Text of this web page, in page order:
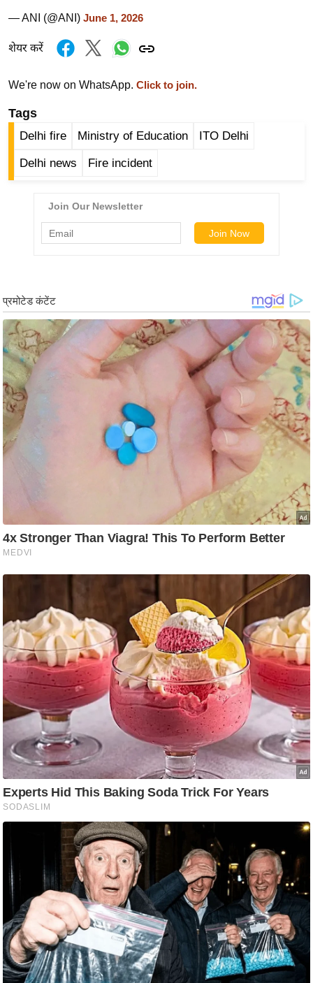
ख्सि
त
यं
इं
डि
त
ऑ
टो
व
र्ल्ड
न्यू
ज
ब्री
फ
ज
न
ज
ग
बॉ
ली
वु
ड
हॉ
ली
ड
फि
ल्म
स
मी
a
k
i
n
— ANI (@ANI) June 1, 2026
शेयर करें
We're now on WhatsApp. Click to join.
Tags
Delhi fire Ministry of Education ITO Delhi
Delhi news Fire incident